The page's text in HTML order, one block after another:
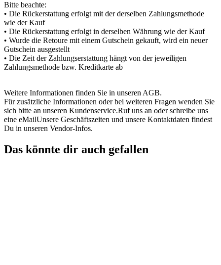
Bitte beachte:
• Die Rückerstattung erfolgt mit der derselben Zahlungsmethode
wie der Kauf
• Die Rückerstattung erfolgt in derselben Währung wie der Kauf
• Wurde die Retoure mit einem Gutschein gekauft, wird ein neuer
Gutschein ausgestellt
• Die Zeit der Zahlungserstattung hängt von der jeweiligen
Zahlungsmethode bzw. Kreditkarte ab
Weitere Informationen finden Sie in unseren AGB.
Für zusätzliche Informationen oder bei weiteren Fragen wenden Sie
sich bitte an unseren Kundenservice.Ruf uns an oder schreibe uns
eine eMailUnsere Geschäftszeiten und unsere Kontaktdaten findest
Du in unseren Vendor-Infos.
Das könnte dir auch gefallen